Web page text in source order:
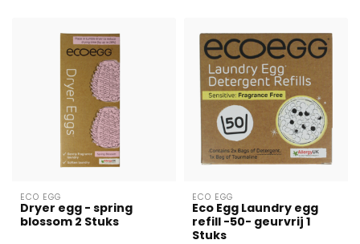
ECO EGG
Dryer egg - spring
blossom 2 Stuks
ECO EGG
Eco Egg Laundry egg
refill -50- geurvrij 1
Stuks